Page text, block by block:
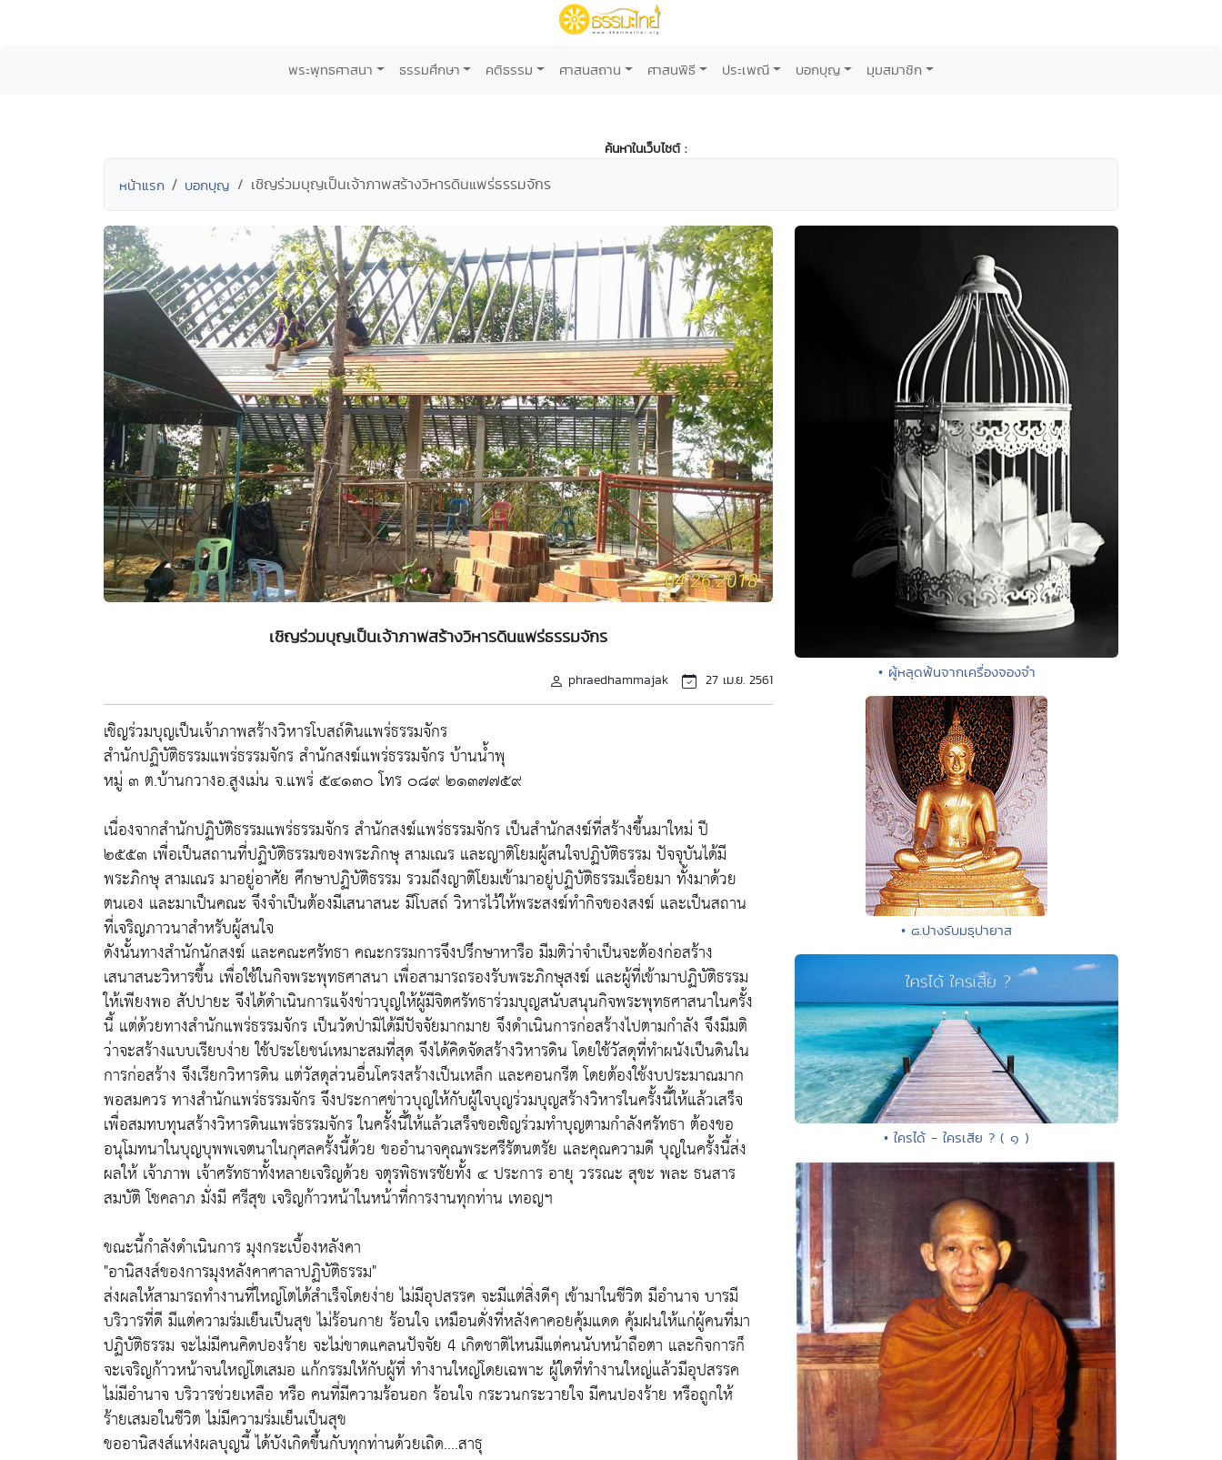
พระพุทธศาสนา ธรรมศึกษา คติธรรม ศาสนสถาน ศาสนพิธี ประเพณี บอกบุญ มุมสมาชิก
ค้นหาในเว็บไซต์ :
หน้าแรก บอกบุญ เชิญร่วมบุญเป็นเจ้าภาพสร้างวิหารดินแพร่ธรรมจักร
เชิญร่วมบุญเป็นเจ้าภาพสร้างวิหารดินแพร่ธรรมจักร
phraedhammajak 27 เม.ย. 2561
เชิญร่วมบุญเป็นเจ้าภาพสร้างวิหารโบสถ์ดินแพร่ธรรมจักร
สำนักปฏิบัติธรรมแพร่ธรรมจักร สำนักสงฆ์แพร่ธรรมจักร บ้านน้ำพุ
หมู่ ๓ ต.บ้านกวางอ.สูงเม่น จ.แพร่ ๕๔๑๓๐ โทร ๐๘๙ ๒๑๓๗๗๕๙
เนื่องจากสำนักปฏิบัติธรรมแพร่ธรรมจักร สำนักสงฆ์แพร่ธรรมจักร เป็นสำนักสงฆ์ที่สร้างขึ้นมาใหม่ ปี
๒๕๕๓ เพื่อเป็นสถานที่ปฏิบัติธรรมของพระภิกษุ สามเณร และญาติโยมผู้สนใจปฏิบัติธรรม ปัจจุบันได้มี
พระภิกษุ สามเณร มาอยู่อาศัย ศึกษาปฏิบัติธรรม รวมถึงญาติโยมเข้ามาอยู่ปฏิบัติธรรมเรื่อยมา ทั้งมาด้วย
ตนเอง และมาเป็นคณะ จึงจำเป็นต้องมีเสนาสนะ มีโบสถ์ วิหารไว้ให้พระสงฆ์ทำกิจของสงฆ์ และเป็นสถาน
ที่เจริญภาวนาสำหรับผู้สนใจ
ดังนั้นทางสำนักนักสงฆ์ และคณะศรัทธา คณะกรรมการจึงปรึกษาหารือ มีมติว่าจำเป็นจะต้องก่อสร้าง
เสนาสนะวิหารขึ้น เพื่อใช้ในกิจพระพุทธศาสนา เพื่อสามารถรองรับพระภิกษุสงฆ์ และผู้ที่เข้ามาปฏิบัติธรรม
ให้เพียงพอ สัปปายะ จึงได้ดำเนินการแจ้งข่าวบุญให้ผู้มีจิตศรัทธาร่วมบุญสนับสนุนกิจพระพุทธศาสนาในครั้ง
นี้ แต่ด้วยทางสำนักแพร่ธรรมจักร เป็นวัดป่ามิได้มีปัจจัยมากมาย จึงดำเนินการก่อสร้างไปตามกำลัง จึงมีมติ
ว่าจะสร้างแบบเรียบง่าย ใช้ประโยชน์เหมาะสมที่สุด จึงได้คิดจัดสร้างวิหารดิน โดยใช้วัสดุที่ทำผนังเป็นดินใน
การก่อสร้าง จึงเรียกวิหารดิน แต่วัสดุส่วนอื่นโครงสร้างเป็นเหล็ก และคอนกรีต โดยต้องใช้งบประมาณมาก
พอสมควร ทางสำนักแพร่ธรรมจักร จึงประกาศข่าวบุญให้กับผู้ใจบุญร่วมบุญสร้างวิหารในครั้งนี้ให้แล้วเสร็จ
เพื่อสมทบทุนสร้างวิหารดินแพร่ธรรมจักร ในครั้งนี้ให้แล้วเสร็จขอเชิญร่วมทำบุญตามกำลังศรัทธา ต้องขอ
อนุโมทนาในบุญบุพพเจตนาในกุศลครั้งนี้ด้วย ขออำนาจคุณพระศรีรัตนตรัย และคุณความดี บุญในครั้งนี้ส่ง
ผลให้ เจ้าภาพ เจ้าศรัทธาทั้งหลายเจริญด้วย จตุรพิธพรชัยทั้ง ๔ ประการ อายุ วรรณะ สุขะ พละ ธนสาร
สมบัติ โชคลาภ มั่งมี ศรีสุข เจริญก้าวหน้าในหน้าที่การงานทุกท่าน เทอญฯ
ขณะนี้กำลังดำเนินการ มุงกระเบื้องหลังคา
"อานิสงส์ของการมุงหลังคาศาลาปฏิบัติธรรม"
ส่งผลให้สามารถทำงานที่ใหญ่โตได้สำเร็จโดยง่าย ไม่มีอุปสรรค จะมีแต่สิ่งดีๆ เข้ามาในชีวิต มีอำนาจ บารมี
บริวารที่ดี มีแต่ความร่มเย็นเป็นสุข ไม่ร้อนกาย ร้อนใจ เหมือนดั่งที่หลังคาคอยคุ้มแดด คุ้มฝนให้แก่ผู้คนที่มา
ปฏิบัติธรรม จะไม่มีคนคิดปองร้าย จะไม่ขาดแคลนปัจจัย 4 เกิดชาติไหนมีแต่คนนับหน้าถือตา และกิจการก็
จะเจริญก้าวหน้าจนใหญ่โตเสมอ แก้กรรมให้กับผู้ที่ ทำงานใหญ่โดยเฉพาะ ผู้ใดที่ทำงานใหญ่แล้วมีอุปสรรค
ไม่มีอำนาจ บริวารช่วยเหลือ หรือ คนที่มีความร้อนอก ร้อนใจ กระวนกระวายใจ มีคนปองร้าย หรือถูกให้
ร้ายเสมอในชีวิต ไม่มีความร่มเย็นเป็นสุข
ขออานิสงส์แห่งผลบุญนี้ ได้บังเกิดขึ้นกับทุกท่านด้วยเถิด....สาธุ
• ผู้หลุดพ้นจากเครื่องจองจำ
• ๘.ปางรับมธุปายาส
• ใครได้ - ใครเสีย ? ( ๑ )